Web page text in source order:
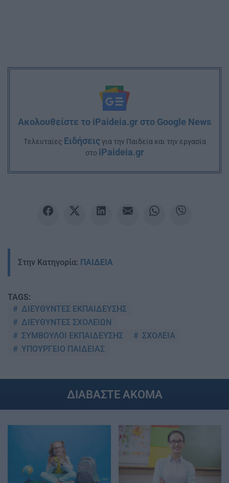
Ακολουθείστε το iPaideia.gr στο Google News
Tελευταίες Ειδήσειςγια την Παιδεία και την εργασία
στο iPaideia.gr
Στην Κατηγορία: ΠΑΙΔΕΙΑ
TAGS:
ΔΙΕΥΘΥΝΤΕΣ ΕΚΠΑΙΔΕΥΣΗΣ
ΔΙΕΥΘΥΝΤΕΣ ΣΧΟΛΕΙΩΝ
ΣΥΜΒΟΥΛΟΙ ΕΚΠΑΙΔΕΥΣΗΣ
ΣΧΟΛΕΙΑ
ΥΠΟΥΡΓΕΙΟ ΠΑΙΔΕΙΑΣ
ΔΙΑΒΑΣΤΕ ΑΚΟΜΑ